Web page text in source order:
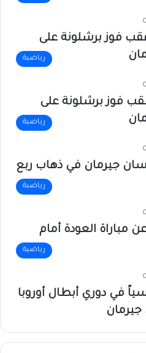
0
فوز برشلونة على
رياضية
0
فوز برشلونة على
رياضية
0
جيرمان في ذهاب ربع
رياضية
0
مباراة العودة أمام
رياضية
0
في دوري أبطال أوروبا